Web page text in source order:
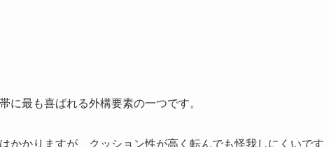
に最も喜ばれる外構要素の一つです。
かかりますが、クッション性が高く転んでも怪我しにくいです